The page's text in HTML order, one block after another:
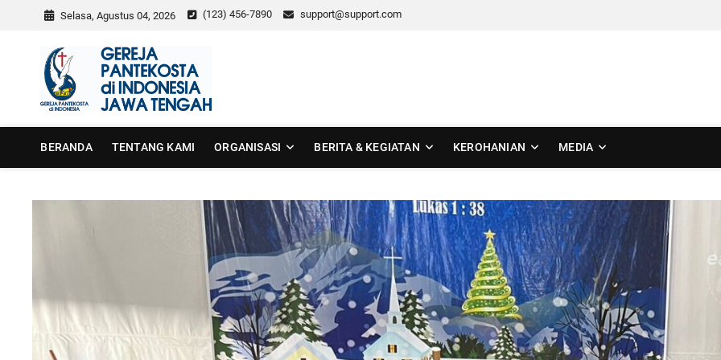
Selasa, Agustus 04, 2026 (123) 456-7890 support@support.com
BERANDA TENTANG KAMI ORGANISASI BERITA & KEGIATAN KEROHANIAN MEDIA